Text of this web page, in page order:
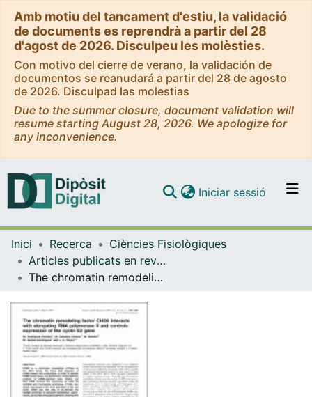
Amb motiu del tancament d'estiu, la validació
de documents es reprendrà a partir del 28
d'agost de 2026. Disculpeu les molèsties.
Con motivo del cierre de verano, la validación de
documentos se reanudará a partir del 28 de agosto
de 2026. Disculpad las molestias
Due to the summer closure, document validation will
resume starting August 28, 2026. We apologize for
any inconvenience.
Navega per tot el DD
Com publicar
Contacte
Iniciar sessió (current)
Inici Recerca
Ciències Fisiològiques
Articles publicats en revistes (Ciències Fisiològiques)
The chromatin remodeling factor CHD8 interacts with elongating RNA polymerase II and controls expression of the cyclin E2 gene